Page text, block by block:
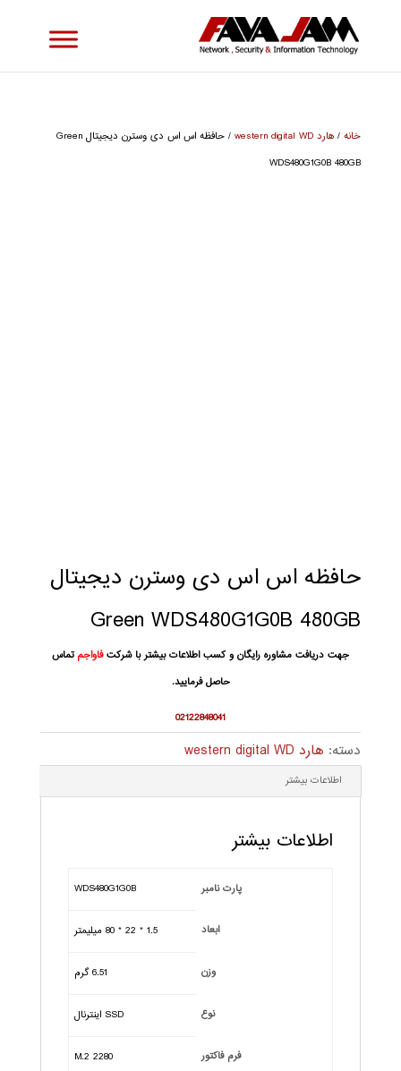
خانه/ هارد western digital WD
/ حافظه اس اس دی وسترن دیجیتال Green
WDS480G1G0B 480GB
حافظه اس اس دی وسترن دیجیتال
Green WDS480G1G0B 480GB
جهت دریافت مشاوره رایگان و کسب اطلاعات بیشتر با شرکتفاواجم تماس
حاصل فرمایید.
02122848041
دسته: هارد western digital WD
اطلاعات بیشتر
اطلاعات بیشتر
پارت نامبر WDS480G1G0B
ابعاد 1.5 * 22 * 80 ميليمتر
وزن 6.51 گرم
نوع SSD اینترنال
فرم فاکتور M.2 2280